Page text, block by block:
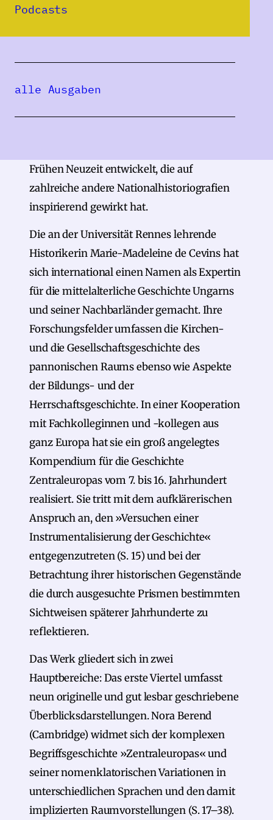
Podcasts
alle Ausgaben
Zentraleuropas sich von denen Frankreichs
grundlegend unterscheiden. Zugleich hat die
kulturgeschichtlich ausgerichtete Annales-
Frühen Neuzeit entwickelt, die auf
zahlreiche andere Nationalhistoriografien
inspirierend gewirkt hat.
Die an der Universität Rennes lehrende
Historikerin Marie-Madeleine de Cevins hat
sich international einen Namen als Expertin
für die mittelalterliche Geschichte Ungarns
und seiner Nachbarländer gemacht. Ihre
Forschungsfelder umfassen die Kirchen-
und die Gesellschaftsgeschichte des
pannonischen Raums ebenso wie Aspekte
der Bildungs- und der
Herrschaftsgeschichte. In einer Kooperation
mit Fachkolleginnen und -kollegen aus
ganz Europa hat sie ein groß angelegtes
Kompendium für die Geschichte
Zentraleuropas vom 7. bis 16. Jahrhundert
realisiert. Sie tritt mit dem aufklärerischen
Anspruch an, den »Versuchen einer
Instrumentalisierung der Geschichte«
entgegenzutreten (S. 15) und bei der
Betrachtung ihrer historischen Gegenstände
die durch ausgesuchte Prismen bestimmten
Sichtweisen späterer Jahrhunderte zu
reflektieren.
Das Werk gliedert sich in zwei
Hauptbereiche: Das erste Viertel umfasst
neun originelle und gut lesbar geschriebene
Überblicksdarstellungen. Nora Berend
(Cambridge) widmet sich der komplexen
Begriffsgeschichte »Zentraleuropas« und
seiner nomenklatorischen Variationen in
unterschiedlichen Sprachen und den damit
implizierten Raumvorstellungen (S. 17–38).